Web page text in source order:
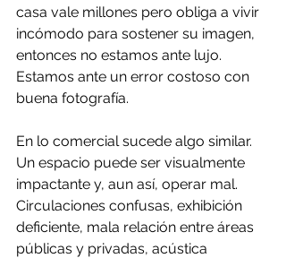
casa vale millones pero obliga a vivir
incómodo para sostener su imagen,
entonces no estamos ante lujo.
Estamos ante un error costoso con
buena fotografía.
En lo comercial sucede algo similar.
Un espacio puede ser visualmente
impactante y, aun así, operar mal.
Circulaciones confusas, exhibición
deficiente, mala relación entre áreas
públicas y privadas, acústica